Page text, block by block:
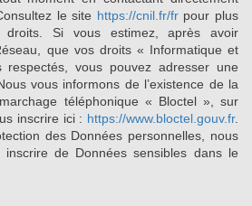
le site https://cnil.fr/frpour plus
droits. Si vous estimez, après avoir
que vos droits « Informatique et
vous pouvez adresser une
vous informons de l’existence de la
téléphonique « Bloctel », sur
inscrire ici : https://www.bloctel.gouv.fr.
des Données personnelles, nous
de Données sensibles dans le